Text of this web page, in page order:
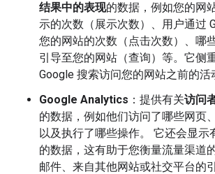
结果中的表现的数据，例如您的网
示的次数（展示次数）、用户通过
您的网站的次数（点击次数）、哪
引导至您的网站（查询）等。它侧
Google 搜索访问您的网站之前的活
Google Analytics ：提供有关访问
的数据，例如他们访问了哪些网页
以及执行了哪些操作。 它还会显示
的数据，这有助于您衡量流量渠道
邮件、来自其他网站或社交平台的